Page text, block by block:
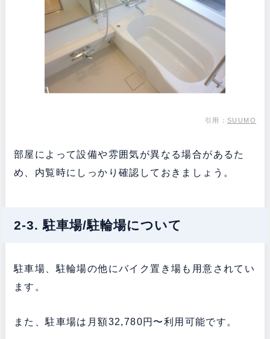
引用：SUUMO
部屋によって設備や雰囲気が異なる場合があるた
め、内覧時にしっかり確認しておきましょう。
2-3. 駐車場/駐輪場について
駐車場、駐輪場の他にバイク置き場も用意されてい
ます。
また、駐車場は月額32,780円〜利用可能です。